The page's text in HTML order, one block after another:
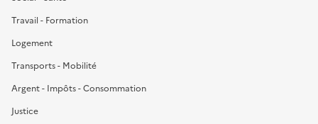
Travail - Formation
Logement
Transports - Mobilité
Argent - Impôts - Consommation
Justice